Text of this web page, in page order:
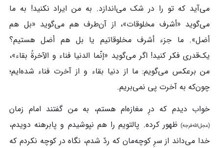
می‌آید که تو را در شک می‌اندازد. به من ایراد نکنید! به ما
می‌گوید «أشرف مخلوقات»، از آن‌طرف هم می‌گوید «بل هم
أضل». ما جزء أشرف مخلوقاتیم یا بل هم أضل هستیم؟
یک‌قدری فکر کنید! اگر می‌گوید «إنّما الدنیا فناء و الآخرةُ بقاء»،
من برعکس می‌گویم: ما از دنیا بقاء و از آخرت فناء شده‌ایم؛
چون‌که به آخرت پی نمی‌بریم.
خواب دیدم که درِ مغازه‌ام هستم، به من گفتند امام زمان
(عجل‌الله‌فرجه) ظهور کرده. پالتویم را هم نپوشیدم و پابرهنه دویدم،
خدا می‌داند از سرِ کوچه‌مان که ردّ شدم، نگاه در کوچه نکردم که